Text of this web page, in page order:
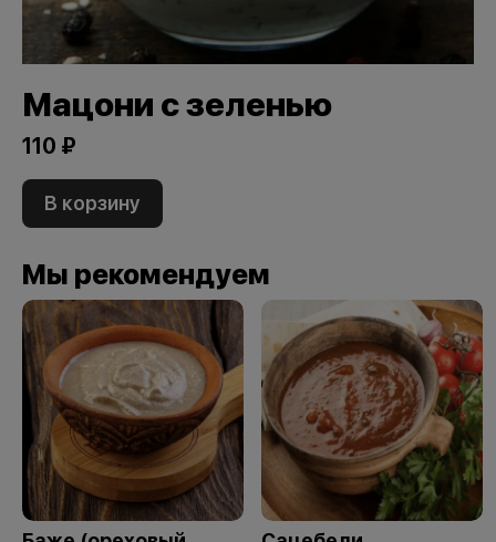
Мацони с зеленью
110 ₽
В корзину
Мы рекомендуем